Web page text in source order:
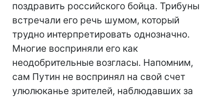
поздравить российского бойца. Трибуны
встречали его речь шумом, который
трудно интерпретировать однозначно.
Многие восприняли его как
неодобрительные возгласы. Напомним,
сам Путин не воспринял на свой счет
улюлюканье зрителей, наблюдавших за